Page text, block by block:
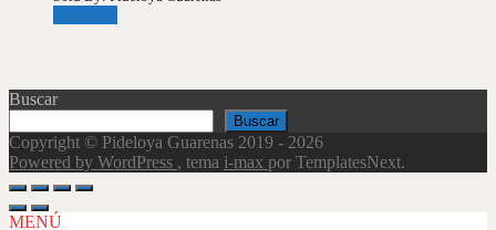
Buscar
Buscar
Copyright © Pideloya Guarenas 2019 - 2026
Powered by WordPress , tema i-max por TemplatesNext.
Scroll
Up
MENÚ